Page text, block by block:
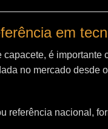
em
é
no mercado desde
referência nacional,